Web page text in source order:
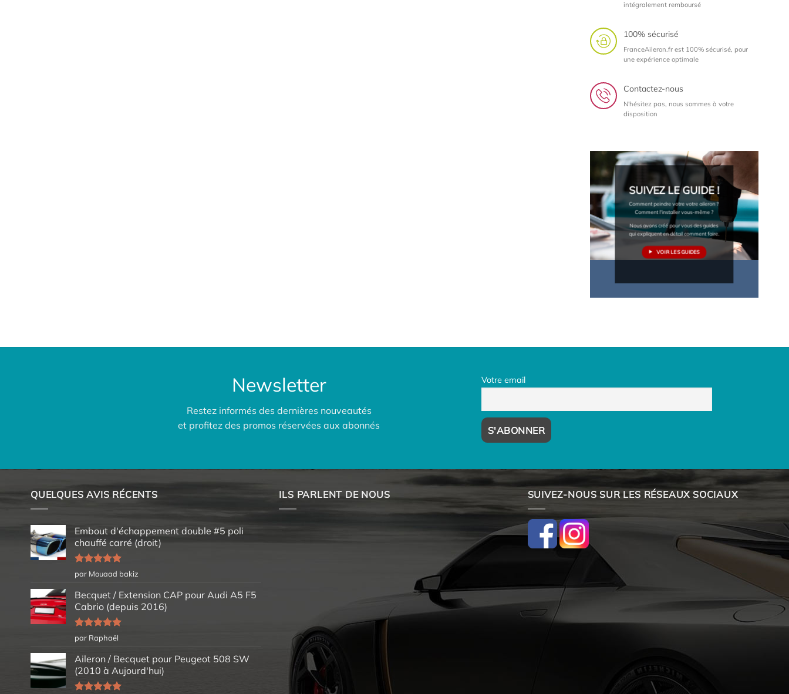
intégralement remboursé
100% sécurisé
FranceAileron.fr est 100% sécurisé, pour
une expérience optimale
Contactez-nous
N'hésitez pas, nous sommes à votre
disposition
SUIVEZ LE GUIDE !
Comment peindre votre votre aileron ?
Comment l'installer vous-même ?
Nous avons créé pour vous des guides
qui expliquent en détail comment faire.
VOIR LES GUIDES
Newsletter
Restez informés des dernières nouveautés
et profitez des promos réservées aux abonnés
Votre email
QUELQUES AVIS RÉCENTS
Embout d'échappement double #5 poli
chauffé carré (droit)
Note5sur
5
par Mouaad bakiz
Becquet / Extension CAP pour Audi A5 F5
Cabrio (depuis 2016)
Note5sur
5
par Raphaël
Aileron / Becquet pour Peugeot 508 SW
(2010 à Aujourd'hui)
ILS PARLENT DE NOUS SUIVEZ-NOUS SUR LES RÉSEAUX SOCIAUX